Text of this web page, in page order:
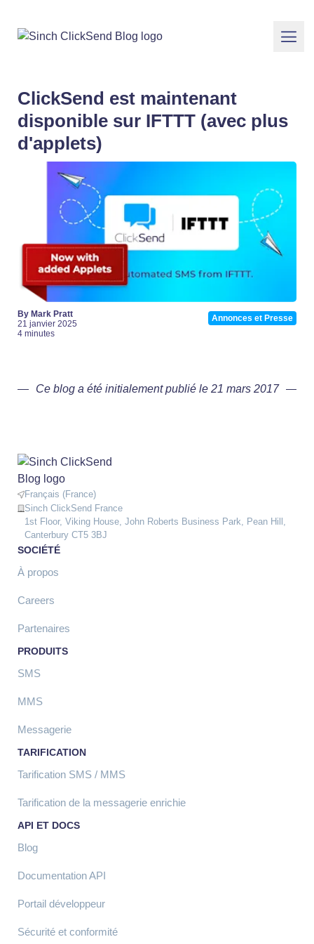
ClickSend est maintenant
disponible sur IFTTT (avec plus
d'applets)
By Mark Pratt
21 janvier 2025
4 minutes
Annonces et Presse
Ce blog a été initialement publié le 21 mars 2017
Français (France)
Sinch ClickSend France
1st Floor, Viking House, John Roberts Business Park, Pean Hill,
Canterbury CT5 3BJ
SOCIÉTÉ
À propos
Careers
Partenaires
PRODUITS
SMS
MMS
Messagerie
TARIFICATION
Tarification SMS / MMS
Tarification de la messagerie enrichie
API ET DOCS
Blog
Documentation API
Portail développeur
Sécurité et conformité